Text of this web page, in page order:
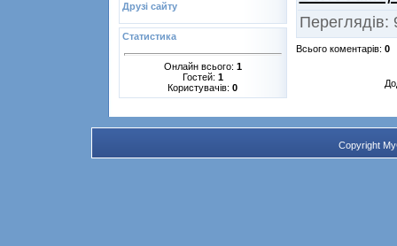
Друзі сайту
Статистика
Онлайн всього: 1
Гостей: 1
Користувачів: 0
Переглядів:
Всього коментарів: 0
Copyright